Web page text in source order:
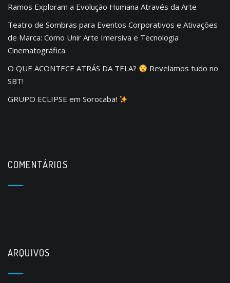
Ramos Exploram a Evolução Humana Através da Arte
Teatro de Sombras para Eventos Corporativos e Ativações
de Marca: Como Unir Arte Imersiva e Tecnologia
Cinematográfica
O QUE ACONTECE ATRÁS DA TELA?
Revelamos tudo no
SBT!
GRUPO ECLIPSE em Sorocaba!
COMENTÁRIOS
ARQUIVOS